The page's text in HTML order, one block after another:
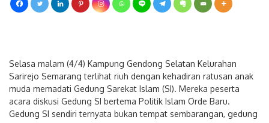
Selasa malam (4/4) Kampung Gendong Selatan Kelurahan
Sarirejo Semarang terlihat riuh dengan kehadiran ratusan anak
muda memadati Gedung Sarekat Islam (SI). Mereka peserta
acara diskusi Gedung SI bertema Politik Islam Orde Baru.
Gedung SI sendiri ternyata bukan tempat sembarangan, gedung